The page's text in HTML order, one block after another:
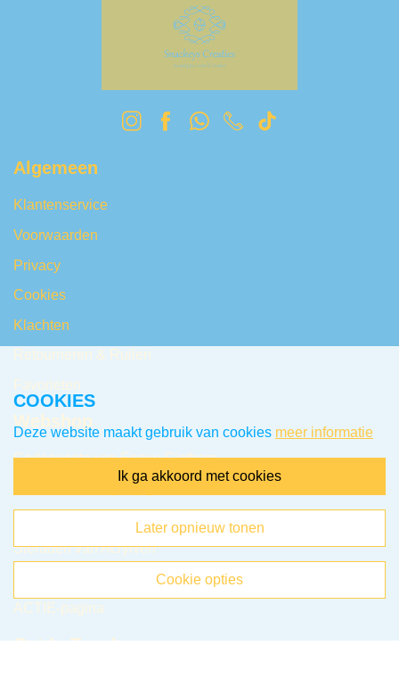
Algemeen
Klantenservice
Voorwaarden
Privacy
Cookies
Klachten
Retourneren & Ruilen
Favorieten
Webshop
Cadeausets van Epoxy Giethars
Sieraden van Epoxy giethars
Sieraden van Acrylverf
ACTIE-pagina
Get In Touch
COOKIES
Deze website maakt gebruik van cookies meer informatie
ik ga akkoord met cookies
later opnieuw tonen
cookie opties